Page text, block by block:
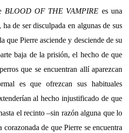
BLOOD OF THE VAMPIRE es una
de ser disculpada en algunas de sus
que Pierre asciende y desciende de su
baja de la prisión, el hecho de que
que se encuentran allí aparezcan
es que ofrezcan sus habituales
al hecho injustificado de que
el recinto –sin razón alguna que lo
de que Pierre se encuentra